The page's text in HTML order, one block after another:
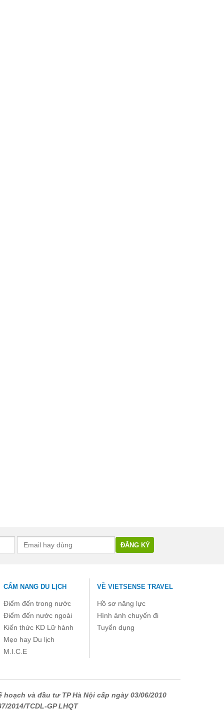
CẨM NANG DU LỊCH
Điểm đến trong nước
Điểm đến nước ngoài
Kiến thức KD Lữ hành
Mẹo hay Du lịch
M.I.C.E
VỀ VIETSENSE TRAVEL
Hồ sơ năng lực
Hình ảnh chuyến đi
Tuyển dụng
và đầu tư TP Hà Nội cấp ngày 03/06/2010
2014/TCDL-GP LHQT